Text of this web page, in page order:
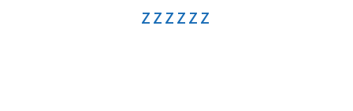
zzzzzz